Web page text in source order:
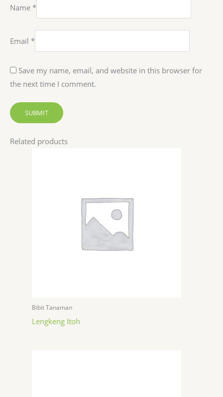
Name *
Email *
Save my name, email, and website in this browser for
the next time I comment.
Related products
Bibit Tanaman
Lengkeng Itoh